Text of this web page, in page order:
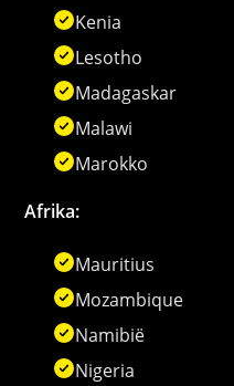
Kenia
Lesotho
Madagaskar
Malawi
Marokko
Afrika:
Mauritius
Mozambique
Namibië
Nigeria